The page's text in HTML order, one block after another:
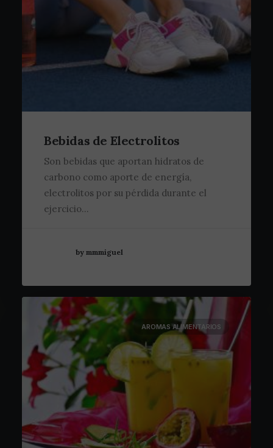
Bebidas de Electrolitos
Son bebidas que aportan hidratos de
carbono como aporte de energía,
electrolitos por su pérdida durante el
ejercicio…
by mmmiguel
AROMAS ALIMENTARIOS